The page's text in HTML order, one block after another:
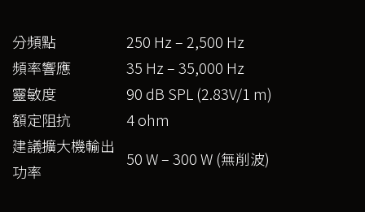
分頻點
250 Hz – 2,500 Hz
頻率響應
35 Hz – 35,000 Hz
靈敏度
90 dB SPL (2.83V/1 m)
額定阻抗
4 ohm
建議擴大機輸出
功率
50 W – 300 W (無削波)